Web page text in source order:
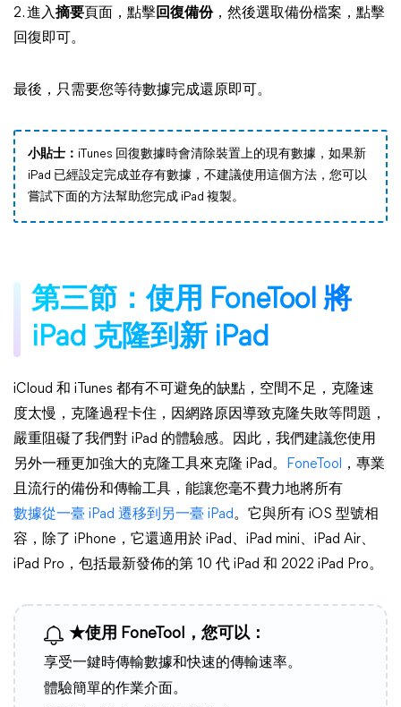
2. 進入摘要頁面，點擊回復備份，然後選取備份檔案，點擊
回復即可。
最後，只需要您等待數據完成還原即可。
小貼士： iTunes 回復數據時會清除裝置上的現有數據，如果新
iPad 已經設定完成並存有數據，不建議使用這個方法，您可以
嘗試下面的方法幫助您完成 iPad 複製。
第三節：使用 FoneTool 將
iPad 克隆到新 iPad
iCloud 和 iTunes 都有不可避免的缺點，空間不足，克隆速
度太慢，克隆過程卡住，因網路原因導致克隆失敗等問題，
嚴重阻礙了我們對 iPad 的體驗感。因此，我們建議您使用
另外一種更加強大的克隆工具來克隆 iPad。
FoneTool
，專業
且流行的備份和傳輸工具，能讓您毫不費力地將所有
數據從一臺 iPad 遷移到另一臺 iPad。它與所有 iOS 型號相
容，除了 iPhone，它還適用於 iPad、iPad mini、iPad Air、
iPad Pro，包括最新發佈的第 10 代 iPad 和 2022 iPad Pro。
★使用 FoneTool，您可以：
享受一鍵時傳輸數據和快速的傳輸速率。
體驗簡單的作業介面。